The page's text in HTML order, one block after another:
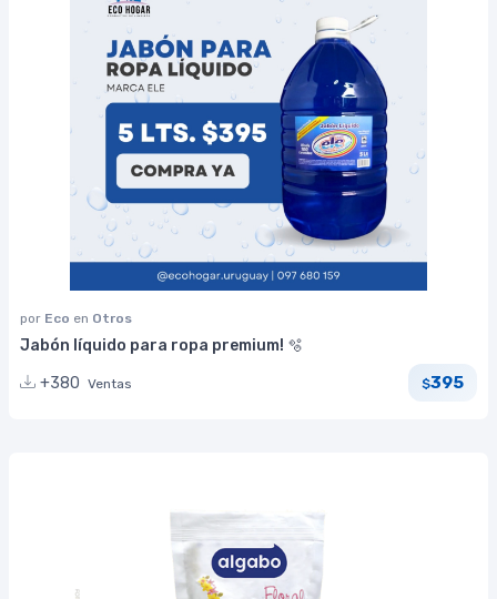
por Eco en Otros
Jabón líquido para ropa premium! 🫧
+380 Ventas $395